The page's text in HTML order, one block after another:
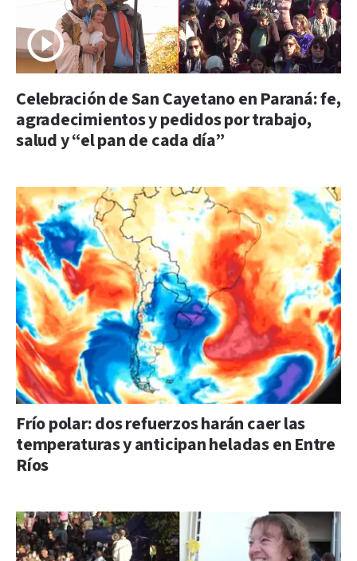
Celebración de San Cayetano en Paraná: fe,
agradecimientos y pedidos por trabajo,
salud y “el pan de cada día”
Frío polar: dos refuerzos harán caer las
temperaturas y anticipan heladas en Entre
Ríos